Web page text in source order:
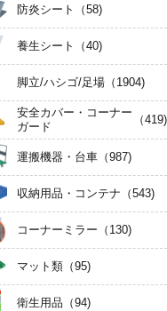
防炎シート （58)
養生シート （40)
脚立/ハシゴ/足場（1904)
安全カバー・コーナー
ガード
（419)
運搬機器・台車（987)
収納用品・コンテナ （543)
コーナーミラー （130)
マット類（95)
衛生用品 （94)